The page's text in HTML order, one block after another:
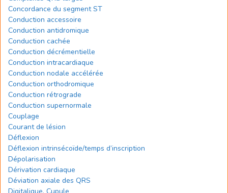
Concordance du segment ST
Conduction accessoire
Conduction antidromique
Conduction cachée
Conduction décrémentielle
Conduction intracardiaque
Conduction nodale accélérée
Conduction orthodromique
Conduction rétrograde
Conduction supernormale
Couplage
Courant de lésion
Déflexion
Déflexion intrinsécoïde/temps d’inscription
Dépolarisation
Dérivation cardiaque
Déviation axiale des QRS